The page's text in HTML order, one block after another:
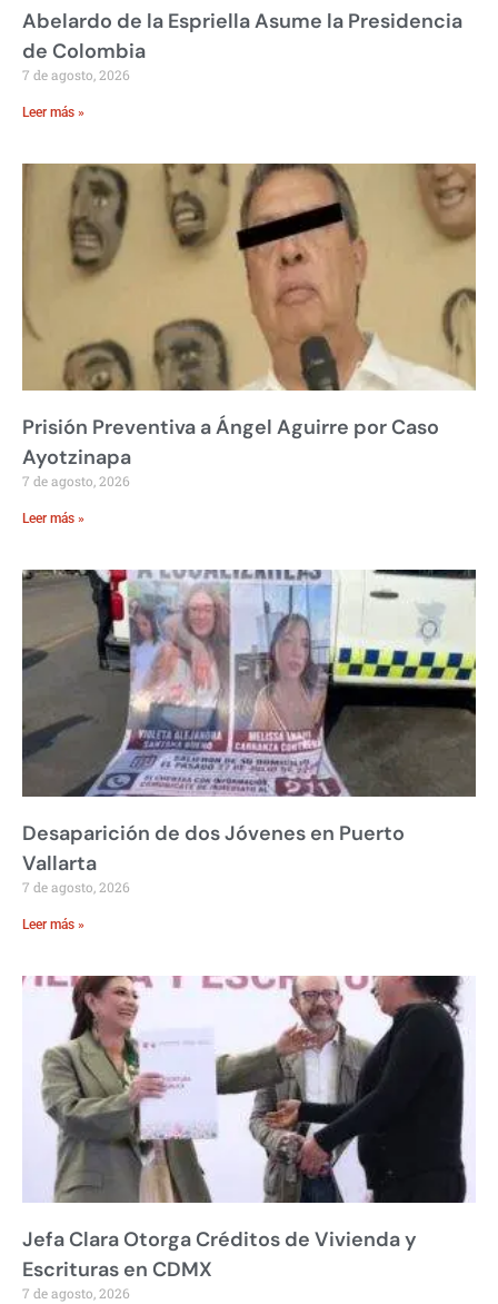
Abelardo de la Espriella Asume la Presidencia
de Colombia
7 de agosto, 2026
Leer más »
Prisión Preventiva a Ángel Aguirre por Caso
Ayotzinapa
7 de agosto, 2026
Leer más »
Desaparición de dos Jóvenes en Puerto
Vallarta
7 de agosto, 2026
Leer más »
Jefa Clara Otorga Créditos de Vivienda y
Escrituras en CDMX
7 de agosto, 2026